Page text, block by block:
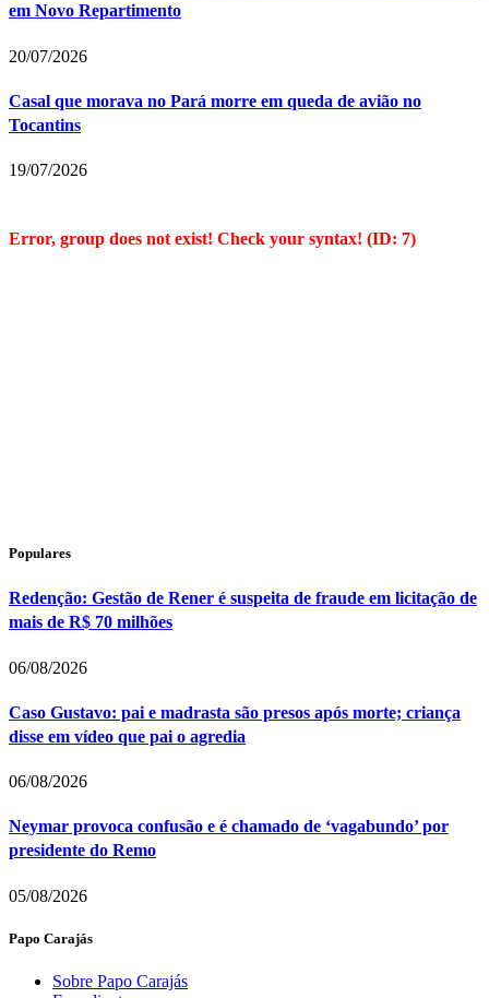
em Novo Repartimento
20/07/2026
Casal que morava no Pará morre em queda de avião no
Tocantins
19/07/2026
Error, group does not exist! Check your syntax! (ID: 7)
Populares
Redenção: Gestão de Rener é suspeita de fraude em licitação de
mais de R$ 70 milhões
06/08/2026
Caso Gustavo: pai e madrasta são presos após morte; criança
disse em vídeo que pai o agredia
06/08/2026
Neymar provoca confusão e é chamado de ‘vagabundo’ por
presidente do Remo
05/08/2026
Papo Carajás
Sobre Papo Carajás